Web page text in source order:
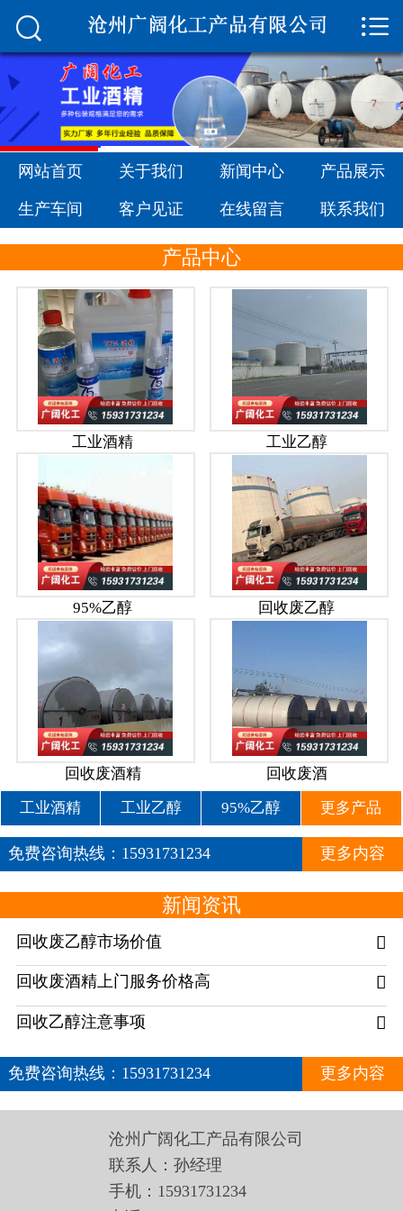
 网站首页
关于我们
新闻中心
产品展示
生产车间
联系我们


网站首页 关于我们 新闻中心 产品展示
生产车间 客户见证 在线留言 联系我们
产品中心
工业酒精 工业乙醇
95%乙醇 回收废乙醇
回收废酒精 回收废酒
工业酒精 工业乙醇 95%乙醇 更多产品
免费咨询热线： 15931731234 更多内容
新闻资讯
回收废乙醇市场价值 
回收废酒精上门服务价格高 
回收乙醇注意事项 
免费咨询热线： 15931731234 更多内容
沧州广阔化工产品有限公司
联系人：孙经理
手机：15931731234